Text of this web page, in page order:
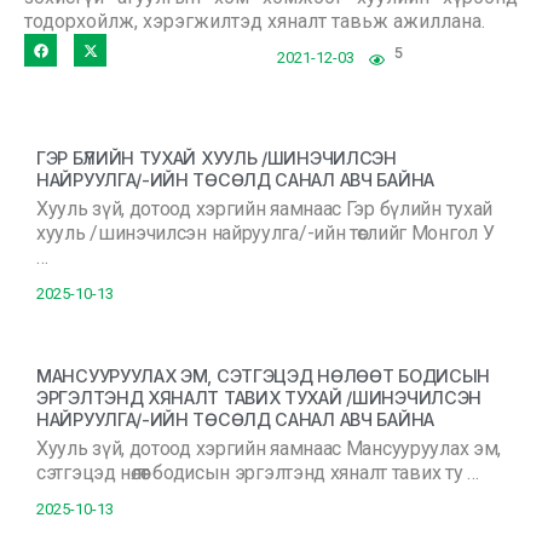
тодорхойлж, хэрэгжилтэд хяналт тавьж ажиллана.
2021-12-03 5
ГЭР БҮЛИЙН ТУХАЙ ХУУЛЬ /ШИНЭЧИЛСЭН
НАЙРУУЛГА/-ИЙН ТӨСӨЛД САНАЛ АВЧ БАЙНА
Хууль зүй, дотоод хэргийн яамнаас Гэр бүлийн тухай
хууль /шинэчилсэн найруулга/-ийн төслийг Монгол У
…
2025-10-13
МАНСУУРУУЛАХ ЭМ, СЭТГЭЦЭД НӨЛӨӨТ БОДИСЫН
ЭРГЭЛТЭНД ХЯНАЛТ ТАВИХ ТУХАЙ /ШИНЭЧИЛСЭН
НАЙРУУЛГА/-ИЙН ТӨСӨЛД САНАЛ АВЧ БАЙНА
Хууль зүй, дотоод хэргийн яамнаас Мансууруулах эм,
сэтгэцэд нөлөөт бодисын эргэлтэнд хяналт тавих ту …
2025-10-13